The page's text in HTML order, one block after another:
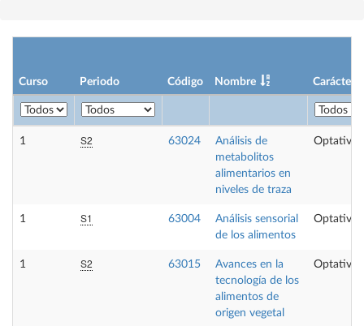
Curso Periodo Código Nombre Carácter
1 S2 63024
Análisis de
metabolitos
alimentarios en
niveles de traza
Optativa
1 S1 63004
Análisis sensorial
de los alimentos
Optativa
1 S2 63015
Avances en la
tecnología de los
alimentos de
origen vegetal
Optativa